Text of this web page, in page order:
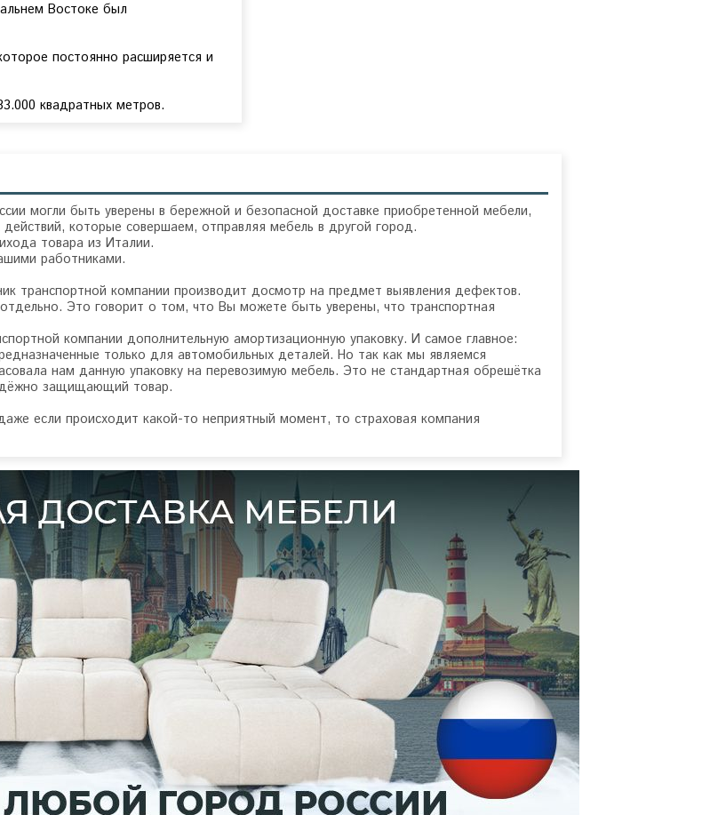
Востоке был
постоянно расширяется и
квадратных метров.
могли быть уверены в бережной и безопасной доставке приобретенной мебели,
которые совершаем, отправляя мебель в другой город.
товара из Италии.
работниками.
транспортной компании производит досмотр на предмет выявления дефектов.
Это говорит о том, что Вы можете быть уверены, что транспортная
компании дополнительную амортизационную упаковку. И самое главное:
только для автомобильных деталей. Но так как мы являемся
нам данную упаковку на перевозимую мебель. Это не стандартная обрешётка
защищающий товар.
если происходит какой-то неприятный момент, то страховая компания